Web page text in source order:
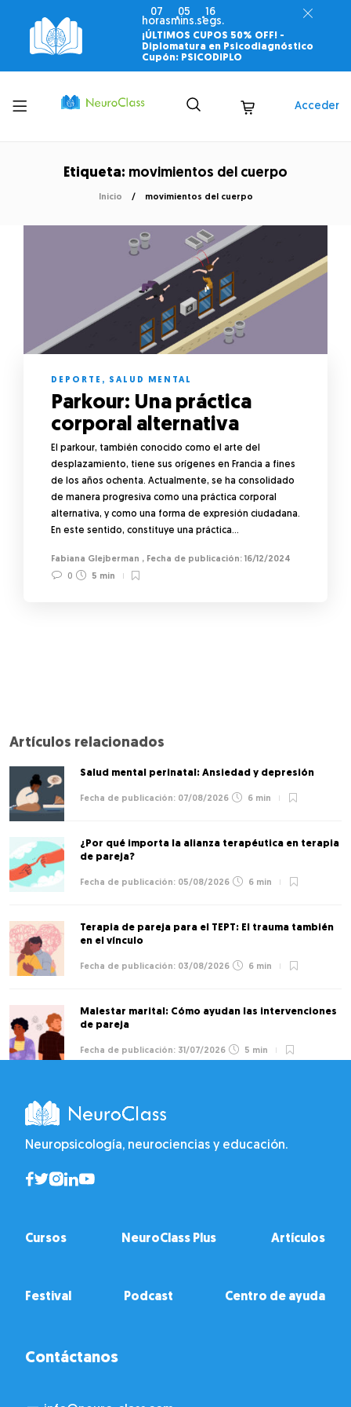
07
horas
05
mins.
16
segs.
¡ÚLTIMOS CUPOS 50% OFF! -
Diplomatura en Psicodiagnóstico
Cupón: PSICODIPLO
Toggle
menu
Acceder
Etiqueta: movimientos del cuerpo
Inicio movimientos del cuerpo
DEPORTE , SALUD MENTAL
Parkour: Una práctica
corporal alternativa
El parkour, también conocido como el arte del
desplazamiento, tiene sus orígenes en Francia a fines
de los años ochenta. Actualmente, se ha consolidado
de manera progresiva como una práctica corporal
alternativa, y como una forma de expresión ciudadana.
En este sentido, constituye una práctica…
Fabiana Glejberman ,
16/12/2024
0
5 min
Artículos relacionados
Salud mental perinatal: Ansiedad y depresión
07/08/2026 6 min
¿Por qué importa la alianza terapéutica en terapia
de pareja?
05/08/2026 6 min
Terapia de pareja para el TEPT: El trauma también
en el vínculo
03/08/2026 6 min
Malestar marital: Cómo ayudan las intervenciones
de pareja
31/07/2026 5 min
Neuropsicología, neurociencias y educación.
Cursos NeuroClass Plus Artículos
Festival Podcast Centro de ayuda
Contáctanos